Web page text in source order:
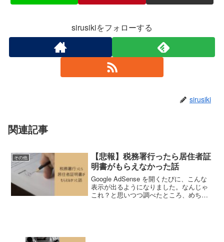
sirusikiをフォローする
sirusiki
関連記事
その他
【悲報】税務署行ったら居住者証
明書がもらえなかった話
Google AdSense を開くたびに、こんな
表示が出るようになりました。なんじゃ
これ？と思いつつ調べたところ、めちゃ